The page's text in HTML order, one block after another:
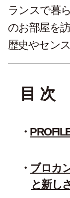
ランスで暮
のお部屋を
歴史やセン
目 次
ブロカ
と新し